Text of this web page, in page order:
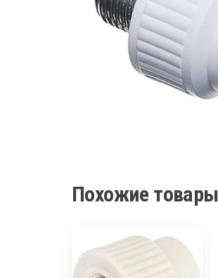
Похожие товары